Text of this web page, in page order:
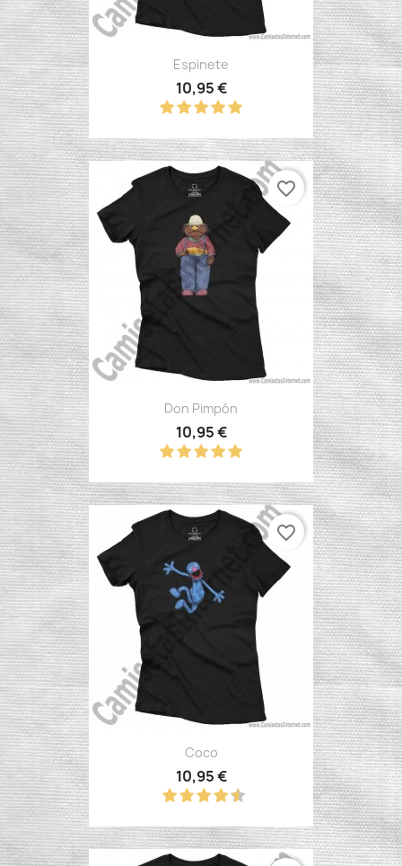
Espinete
10,95 €
Don Pimpón
10,95 €
favorite_border
Coco
10,95 €
favorite_border